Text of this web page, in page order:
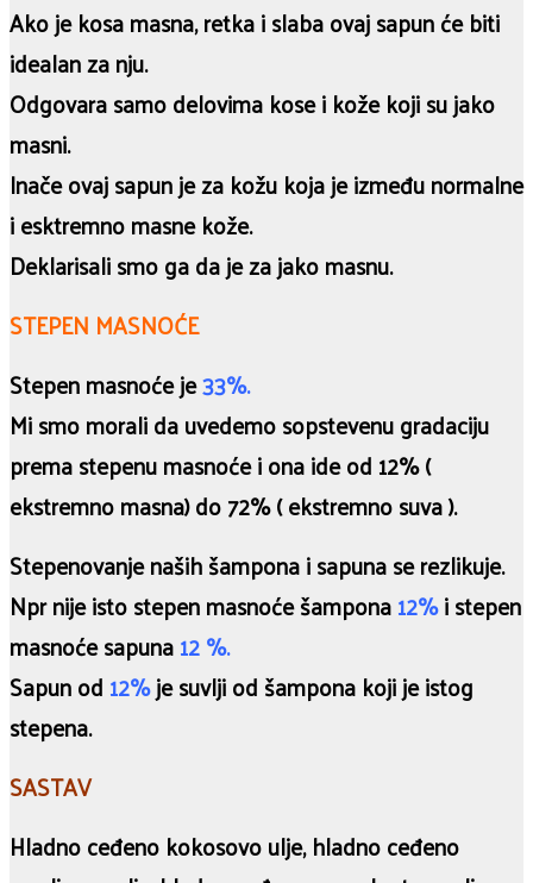
Ako je kosa masna, retka i slaba ovaj sapun će biti
idealan za nju.
Odgovara samo delovima kose i kože koji su jako
masni.
Inače ovaj sapun je za kožu koja je između normalne
i esktremno masne kože.
Deklarisali smo ga da je za jako masnu.
STEPEN MASNOĆE
Stepen masnoće je33%.
Mi smo morali da uvedemo sopstevenu gradaciju
prema stepenu masnoće i ona ide od 12% (
ekstremno masna) do 72% ( ekstremno suva ).
Stepenovanje naših šampona i sapuna se rezlikuje.
Npr nije isto stepen masnoće šampona12%i stepen
masnoće sapuna12 %.
Sapun od 12%je suvlji od šampona koji je istog
stepena.
SASTAV
Hladno ceđeno kokosovo ulje, hladno ceđeno